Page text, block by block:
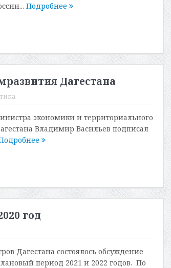
Подробнее
Дагестана
экономики и территориального
Владимир Васильев подписал
год
Дагестана состоялось обсуждение
период 2021 и 2022 годов. По